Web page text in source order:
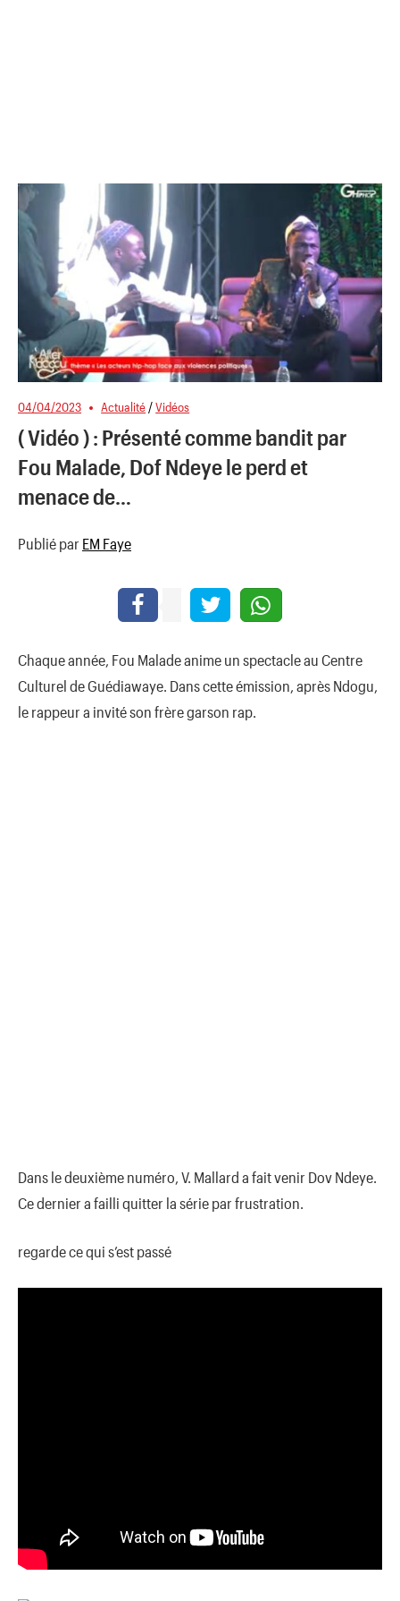
04/04/2023 Actualité /Vidéos
( Vidéo ) : Présenté comme bandit par
Fou Malade, Dof Ndeye le perd et
menace de…
Publié par EM Faye
Chaque année, Fou Malade anime un spectacle au Centre
Culturel de Guédiawaye. Dans cette émission, après Ndogu,
le rappeur a invité son frère garson rap.
Dans le deuxième numéro, V. Mallard a fait venir Dov Ndeye.
Ce dernier a failli quitter la série par frustration.
regarde ce qui s’est passé